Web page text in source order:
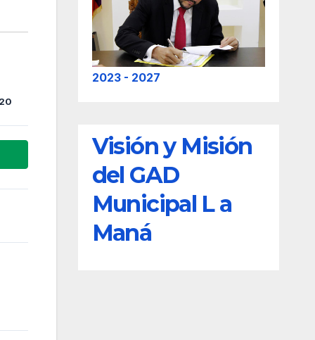
2023 - 2027
Visión y Misión
del GAD
Municipal L a
Maná